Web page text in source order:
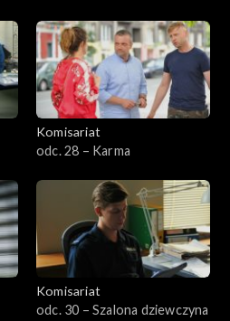
Komisariat
odc. 28 – Karma
Komisariat
odc. 30 – Szalona dziewczyna